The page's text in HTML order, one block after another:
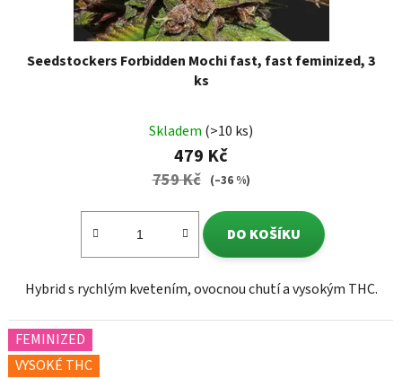
Seedstockers Forbidden Mochi fast, fast feminized, 3
ks
Skladem (>10 ks)
479 Kč
759 Kč (–36 %)
DO KOŠÍKU
Hybrid s rychlým kvetením, ovocnou chutí a vysokým THC.
FEMINIZED
VYSOKÉ THC